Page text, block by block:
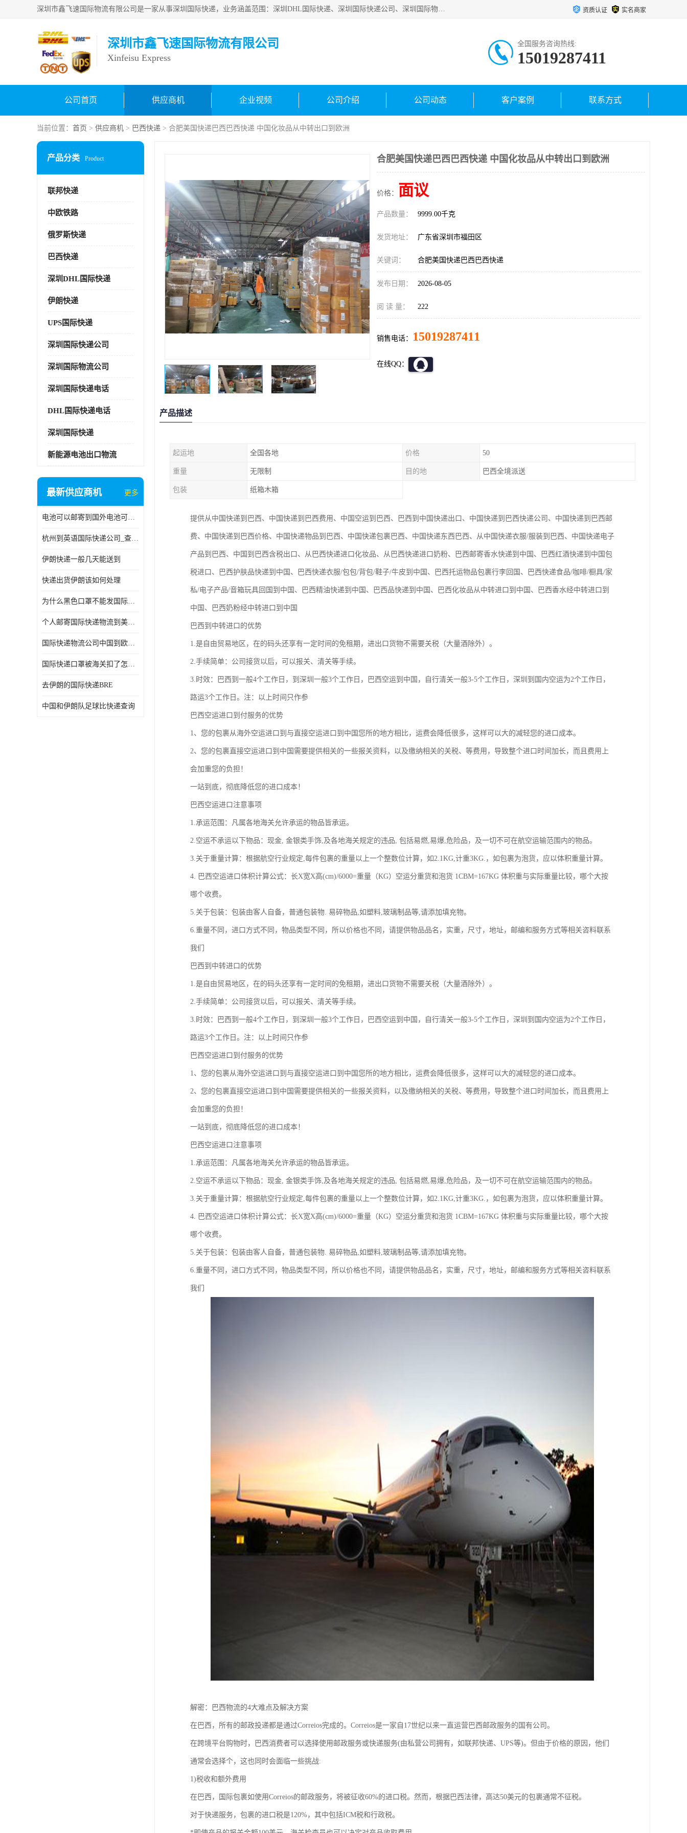
深圳市鑫飞速国际物流有限公司是一家从事深圳国际快递，业务涵盖范围：深圳DHL国际快递、深圳国际快递公司、深圳国际物流公司、深圳国际快递、深圳DHL国际快递电话可拨打全国服务热线：15019287411。欢迎各位亲来人来电到我司洽谈合作。 资质认证 实名商家
深圳市鑫飞速国际物流有限公司
Xinfeisu Express
全国服务咨询热线:
15019287411
公司首页 供应商机 企业视频 公司介绍 公司动态 客户案例 联系方式
当前位置： 首页 > 供应商机 > 巴西快递 > 合肥美国快递巴西巴西快递 中国化妆品从中转出口到欧洲
产品分类 Product
联邦快递
中欧铁路
俄罗斯快递
巴西快递
深圳DHL国际快递
伊朗快递
UPS国际快递
深圳国际快递公司
深圳国际物流公司
深圳国际快递电话
DHL国际快递电话
深圳国际快递
新能源电池出口物流
最新供应商机 更多
电池可以邮寄到国外电池可以发国际物流手机电池可以邮寄到国外
杭州到英语国际快递公司_查国际快递
伊朗快递一般几天能送到
快递出货伊朗该如何处理
为什么黑色口罩不能发国际快递 国际寄口罩快递需要填写信息
个人邮寄国际快递物流到美加墨西哥英国比利时荷兰波兰意大利
国际快递物流公司中国到欧洲英国法国德国能寄铁路空运海运
国际快递口罩被海关扣了怎么办
去伊朗的国际快递BRE
中国和伊朗队足球比快递查询
合肥美国快递巴西巴西快递 中国化妆品从中转出口到欧洲
价格： 面议
产品数量： 9999.00千克
发货地址： 广东省深圳市福田区
关键词： 合肥美国快递巴西巴西快递
发布日期： 2026-08-05
阅 读 量： 222
销售电话： 15019287411
在线QQ：
产品描述
起运地 全国各地 价格 50
重量 无限制 目的地 巴西全境派送
包装 纸箱木箱
提供从中国快递到巴西、中国快递到巴西费用、中国空运到巴西、巴西到中国快递出口、中国快递到巴西快递公司、中国快递到巴西邮
费、中国快递到巴西价格、中国快递物品到巴西、中国快递包裹巴西、中国快递东西巴西、从中国快递衣服/服装到巴西、中国快递电子
产品到巴西、中国到巴西含税出口、从巴西快递进口化妆品、从巴西快递进口奶粉、巴西邮寄香水快递到中国、巴西红酒快递到中国包
税进口、巴西护肤品快递到中国、巴西快递衣服/包包/背包/鞋子/牛皮到中国、巴西托运物品包裹行李回国、巴西快递食品/咖啡/橱具/家
私/电子产品/音箱玩具回国到中国、巴西精油快递到中国、巴西品快递到中国、巴西化妆品从中转进口到中国、巴西香水经中转进口到
中国、巴西奶粉经中转进口到中国
巴西到中转进口的优势
1.是自由贸易地区，在的码头还享有一定时间的免租期，进出口货物不需要关税（大量酒除外）。
2.手续简单：公司接货以后，可以报关、清关等手续。
3.时效：巴西到一般4个工作日，到深圳一般3个工作日，巴西空运到中国，自行清关一般3-5个工作日，深圳到国内空运为2个工作日，
路运3个工作日。注：以上时间只作参
巴西空运进口到付服务的优势
1、您的包裹从海外空运进口到与直接空运进口到中国您所的地方相比，运费会降低很多，这样可以大的减轻您的进口成本。
2、您的包裹直接空运进口到中国需要提供相关的一些报关资料，以及缴纳相关的关税、等费用，导致整个进口时间加长，而且费用上
会加重您的负担！
一站到底，彻底降低您的进口成本！
巴西空运进口注意事项
1.承运范围：凡属各地海关允许承运的物品皆承运。
2.空运不承运以下物品：现金, 金银类手饰,及各地海关规定的违品, 包括易燃,易爆,危险品，及一切不可在航空运输范围内的物品。
3.关于重量计算：根据航空行业规定,每件包裹的重量以上一个整数位计算，如2.1KG,计重3KG.，如包裹为泡货，应以体积重量计算。
4. 巴西空运进口体积计算公式：长X宽X高(cm)/6000=重量（KG）空运分重货和泡货 1CBM=167KG 体积重与实际重量比较，哪个大按
哪个收费。
5.关于包装：包装由客人自备，普通包装物. 易碎物品,如塑料,玻璃制品等,请添加填充物。
6.重量不同，进口方式不同，物品类型不同，所以价格也不同，请提供物品品名，实重，尺寸，地址，邮编和服务方式等相关咨料联系
我们
巴西到中转进口的优势
1.是自由贸易地区，在的码头还享有一定时间的免租期，进出口货物不需要关税（大量酒除外）。
2.手续简单：公司接货以后，可以报关、清关等手续。
3.时效：巴西到一般4个工作日，到深圳一般3个工作日，巴西空运到中国，自行清关一般3-5个工作日，深圳到国内空运为2个工作日，
路运3个工作日。注：以上时间只作参
巴西空运进口到付服务的优势
1、您的包裹从海外空运进口到与直接空运进口到中国您所的地方相比，运费会降低很多，这样可以大的减轻您的进口成本。
2、您的包裹直接空运进口到中国需要提供相关的一些报关资料，以及缴纳相关的关税、等费用，导致整个进口时间加长，而且费用上
会加重您的负担！
一站到底，彻底降低您的进口成本！
巴西空运进口注意事项
1.承运范围：凡属各地海关允许承运的物品皆承运。
2.空运不承运以下物品：现金, 金银类手饰,及各地海关规定的违品, 包括易燃,易爆,危险品，及一切不可在航空运输范围内的物品。
3.关于重量计算：根据航空行业规定,每件包裹的重量以上一个整数位计算，如2.1KG,计重3KG.，如包裹为泡货，应以体积重量计算。
4. 巴西空运进口体积计算公式：长X宽X高(cm)/6000=重量（KG）空运分重货和泡货 1CBM=167KG 体积重与实际重量比较，哪个大按
哪个收费。
5.关于包装：包装由客人自备，普通包装物. 易碎物品,如塑料,玻璃制品等,请添加填充物。
6.重量不同，进口方式不同，物品类型不同，所以价格也不同，请提供物品品名，实重，尺寸，地址，邮编和服务方式等相关咨料联系
我们
解密：巴西物流的4大难点及解决方案
在巴西，所有的邮政投递都是通过Correios完成的。Correios是一家自17世纪以来一直运营巴西邮政服务的国有公司。
在跨境平台购物时，巴西消费者可以选择使用邮政服务或快递服务(由私营公司拥有，如联邦快递、UPS等)。但由于价格的原因，他们
通常会选择个，这也同时会面临一些挑战:
1)税收和额外费用
在巴西，国际包裹如使用Correios的邮政服务，将被征收60%的进口税。然而，根据巴西法律，高达50美元的包裹通常不征税。
对于快递服务，包裹的进口税是120%，其中包括ICM税和行政税。